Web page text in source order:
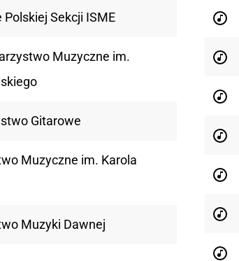
Polskiej Sekcji ISME
Muzyczne im.
Gitarowe
Muzyczne im. Karola
Muzyki Dawnej